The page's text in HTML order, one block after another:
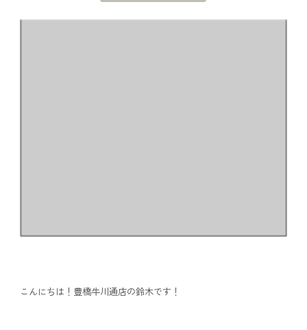
こんにちは！豊橋牛川通店の鈴木です！